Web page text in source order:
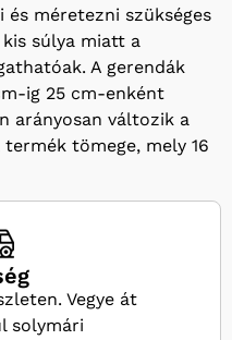
méretezni szükséges
súlya miatt a
A gerendák
ig 25 cm-enként
arányosan változik a
tömege, mely 16
Vegye át
solymári